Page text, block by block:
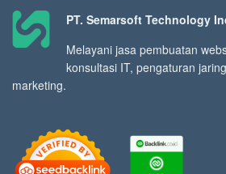
PT. Semarsoft Technology
Melayani jasa pembuatan
konsultasi IT, pengaturan
marketing.